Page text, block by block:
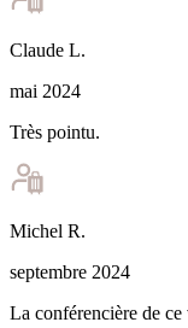
Claude L.
mai 2024
Très pointu.
Michel R.
septembre 2024
La conférencière de